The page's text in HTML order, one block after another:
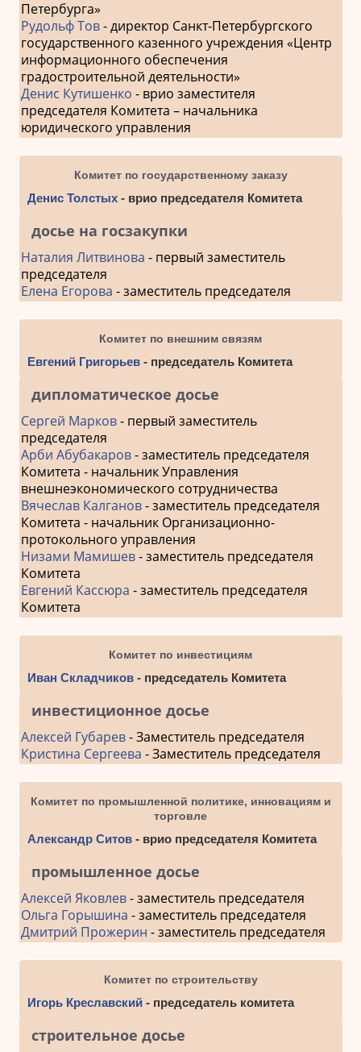
Петербурга»
Рудольф Тов- директор Санкт-Петербургского
государственного казенного учреждения «Центр
информационного обеспечения
градостроительной деятельности»
Денис Кутишенко - врио заместителя
председателя Комитета – начальника
юридического управления
Комитет по государственному заказу
Денис Толстых- врио председателя Комитета
досье на госзакупки
Наталия Литвинова - первый заместитель
председателя
Елена Егорова - заместитель председателя
Комитет по внешним связям
Евгений Григорьев- председатель Комитета
дипломатическое досье
Сергей Марков- первый заместитель
председателя
Арби Абубакаров- заместитель председателя
Комитета - начальник Управления
внешнеэкономического сотрудничества
Вячеслав Калганов- заместитель председателя
Комитета - начальник Организационно-
протокольного управления
Низами Мамишев- заместитель председателя
Комитета
Евгений Кассюра - заместитель председателя
Комитета
Комитет по инвестициям
Иван Складчиков- председатель Комитета
инвестиционное досье
Алексей Губарев- Заместитель председателя
Кристина Сергеева - Заместитель председателя
Комитет по промышленной политике, инновациям и
торговле
Александр Ситов- врио председателя Комитета
промышленное досье
Алексей Яковлев- заместитель председателя
Ольга Горышина - заместитель председателя
Дмитрий Прожерин - заместитель председателя
Комитет по строительству
Игорь Креславский - председатель комитета
строительное досье